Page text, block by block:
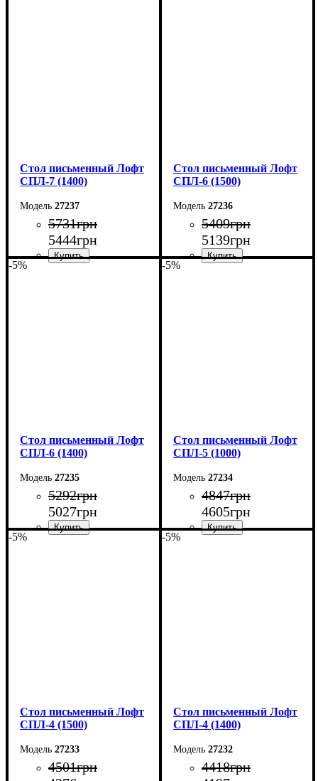
Стол письменный Лофт
СПЛ-7 (1400)
27237
5731грн
5444грн
Стол письменный Лофт
СПЛ-6 (1500)
27236
5409грн
5139грн
-5%
Стол письменный Лофт
СПЛ-6 (1400)
27235
5292грн
5027грн
-5%
Стол письменный Лофт
СПЛ-5 (1000)
27234
4847грн
4605грн
-5%
Стол письменный Лофт
СПЛ-4 (1500)
27233
4501грн
-5%
Стол письменный Лофт
СПЛ-4 (1400)
27232
4418грн